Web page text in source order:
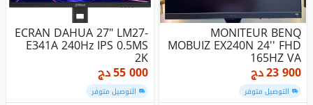
MONITEUR BENQ
MOBUIZ EX240N 24'' FHD
165HZ VA
23 900دج
التوصيل متوفر
ECRAN DAHUA 27" LM27-
E341A 240Hz IPS 0.5MS
2K
55 000دج
التوصيل متوفر